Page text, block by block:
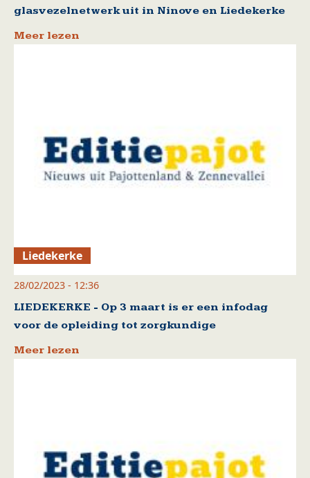
glasvezelnetwerk uit in Ninove en Liedekerke
Meer lezen
Liedekerke
28/02/2023 - 12:36
LIEDEKERKE - Op 3 maart is er een infodag
voor de opleiding tot zorgkundige
Meer lezen